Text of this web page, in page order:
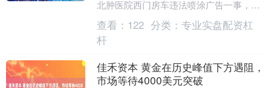
北肿医院西门房车违法喷涂广告一事，开
展了一场兼具严格执法与温情服务的治理
行动。执法人员....
查看： 122 分类： 专业实盘配资杠
杆
佳禾资本 黄金在历史峰值下方遇阻，
市场等待4000美元突破